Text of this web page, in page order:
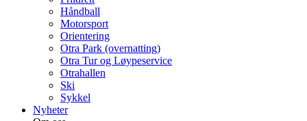
Håndball
Motorsport
Orientering
Otra Park (overnatting)
Otra Tur og Løypeservice
Otrahallen
Ski
Sykkel
Nyheter